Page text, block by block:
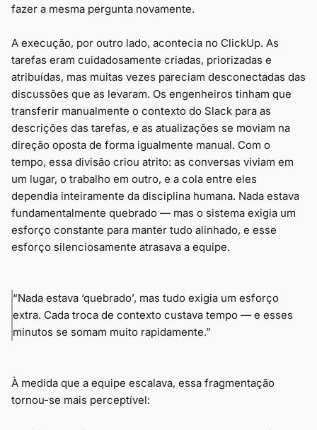
fazer a mesma pergunta novamente.
A execução, por outro lado, acontecia no ClickUp. As
tarefas eram cuidadosamente criadas, priorizadas e
atribuídas, mas muitas vezes pareciam desconectadas das
discussões que as levaram. Os engenheiros tinham que
transferir manualmente o contexto do Slack para as
descrições das tarefas, e as atualizações se moviam na
direção oposta de forma igualmente manual. Com o
tempo, essa divisão criou atrito: as conversas viviam em
um lugar, o trabalho em outro, e a cola entre eles
dependia inteiramente da disciplina humana. Nada estava
fundamentalmente quebrado — mas o sistema exigia um
esforço constante para manter tudo alinhado, e esse
esforço silenciosamente atrasava a equipe.
“Nada estava ‘quebrado’, mas tudo exigia um esforço
extra. Cada troca de contexto custava tempo — e esses
minutos se somam muito rapidamente.”
À medida que a equipe escalava, essa fragmentação
tornou-se mais perceptível: